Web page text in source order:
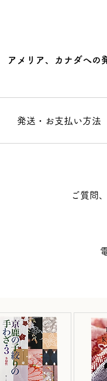
アメリア、カナダへの
発送・お支払い方法
ご質問